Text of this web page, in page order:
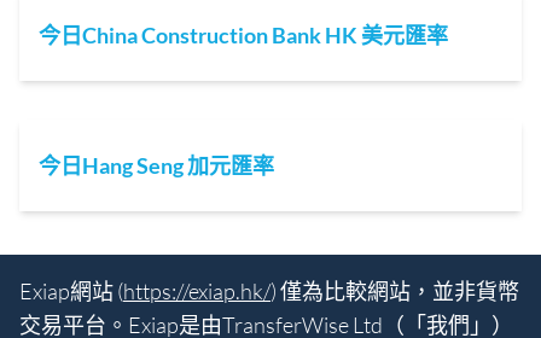
今日China Construction Bank HK 美元匯率
今日Hang Seng 加元匯率
Exiap網站 (https://exiap.hk/) 僅為比較網站，並非貨幣
交易平台。Exiap是由TransferWise Ltd（「我們」）